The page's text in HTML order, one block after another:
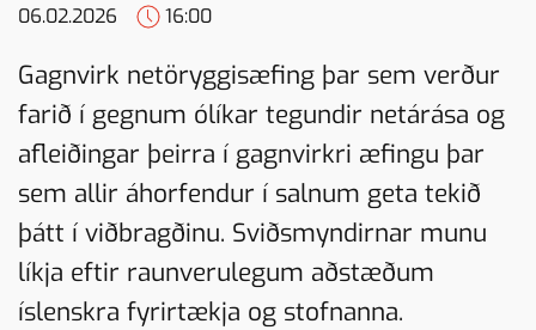
06.02.2026
16:00
Gagnvirk netöryggisæfing þar sem verður
farið í gegnum ólíkar tegundir netárása og
afleiðingar þeirra í gagnvirkri æfingu þar
sem allir áhorfendur í salnum geta tekið
þátt í viðbragðinu. Sviðsmyndirnar munu
líkja eftir raunverulegum aðstæðum
íslenskra fyrirtækja og stofnanna.